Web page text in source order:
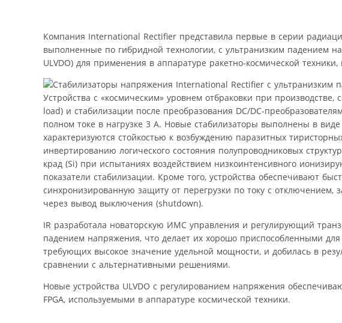
Компания International Rectifier представила первые в серии
выполненные по гибридной технологии, с ультранизким падением
ULVDO) для применения в аппаратуре ракетно-космической
Устройства с «космическим» уровнем отбраковки при
load) и стабилизации после преобразования DC/DC-
полном токе в нагрузке 3 A. Новые стабилизаторы выполнены в
характеризуются стойкостью к возбуждению паразитных
инвертированию логического состояния полупроводниковых
крад (Si) при испытаниях воздействием низкоинтенсивного
показатели стабилизации. Кроме того, устройства обеспечивают
синхронизированную защиту от перегрузки по току с
через вывод выключения (shutdown).
IR разработала новаторскую ИМС управления и регулирующий
падением напряжения, что делает их хорошо приспособленными
требующих высокое значение удельной мощности, и добилась в
сравнении с альтернативными решениями.
Новые устройства ULVDO с регулированием напряжения
FPGA, используемыми в аппаратуре космической техники.